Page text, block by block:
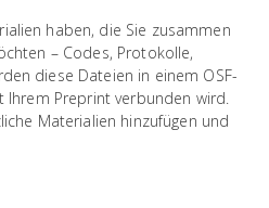
haben, die Sie zusammen
– Codes, Protokolle,
diese Dateien in einem OSF-
Ihrem Preprint verbunden wird.
Materialien hinzufügen und